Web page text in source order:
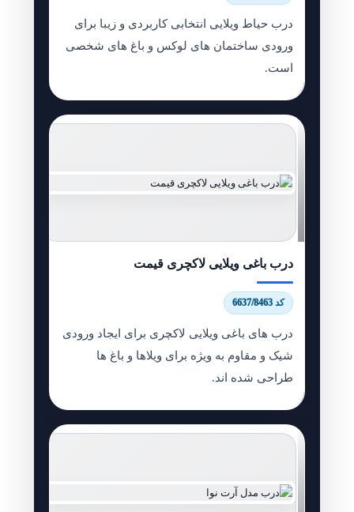
درب حیاط ویلایی انتخابی کاربردی و زیبا برای
ورودی ساختمان های لوکس و باغ های شخصی
است.
درب باغی ویلایی لاکچری قیمت
کد 6637/8463
درب های باغی ویلایی لاکچری برای ایجاد ورودی
شیک و مقاوم به ویژه برای ویلاها و باغ ها
طراحی شده اند.